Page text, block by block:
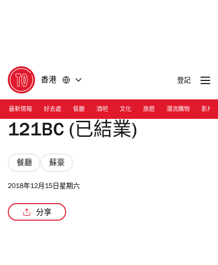
香港 登記
最新情報 好去處 餐廳 酒吧 文化 旅遊 潮流購物 影片
121BC (已結業)
餐廳 蘇豪
2018年12月15日星期六
分享